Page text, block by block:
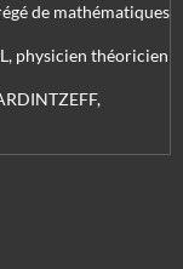
de mathématiques
physicien théoricien